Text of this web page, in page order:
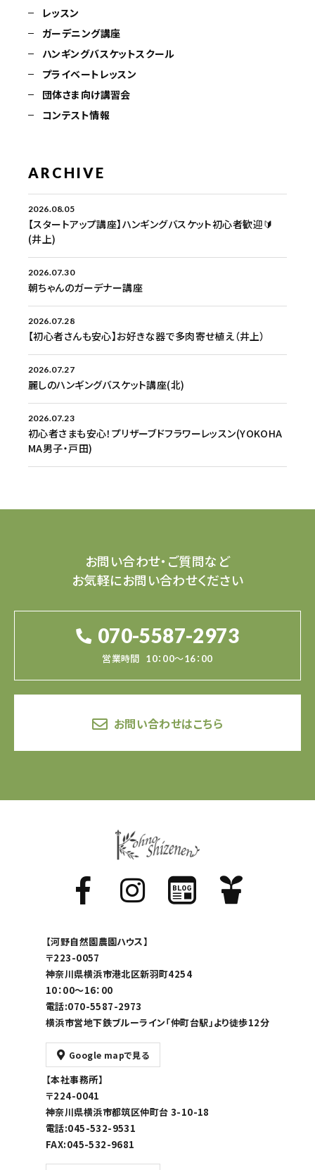
レッスン
ガーデニング講座
ハンギングバスケットスクール
プライベートレッスン
団体さま向け講習会
コンテスト情報
ARCHIVE
2026.08.05
【スタートアップ講座】ハンギングバスケット初心者歓迎🔰
(井上)
2026.07.30
朝ちゃんのガーデナー講座
2026.07.28
【初心者さんも安心】お好きな器で多肉寄せ植え（井上）
2026.07.27
麗しのハンギングバスケット講座(北)
2026.07.23
初心者さまも安心！プリザーブドフラワーレッスン(YOKOHA
MA男子・戸田)
お問い合わせ・ご質問など
お気軽にお問い合わせください
070-5587-2973
営業時間 10：00～16：00
お問い合わせはこちら
【河野自然園農園ハウス】
〒223-0057
神奈川県横浜市港北区新羽町4254
10：00～16：00
電話:070-5587-2973
横浜市営地下鉄ブルーライン「仲町台駅」より徒歩12分
Google mapで見る
【本社事務所】
〒224-0041
神奈川県横浜市都筑区仲町台 3-10-18
電話:045-532-9531
FAX:045-532-9681